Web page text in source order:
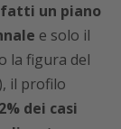
un piano
e solo il
la figura del
il profilo
dei casi